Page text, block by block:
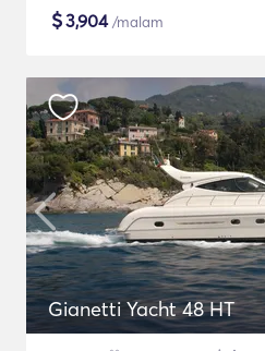
$3,904/malam
Gianetti Yacht 48 HT